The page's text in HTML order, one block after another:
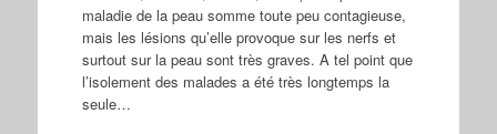
maladie de la peau somme toute peu contagieuse,
mais les lésions qu’elle provoque sur les nerfs et
surtout sur la peau sont très graves. A tel point que
l’isolement des malades a été très longtemps la
seule…